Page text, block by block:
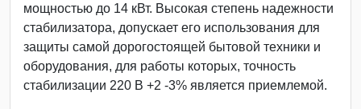
мощностью до 14 кВт. Высокая степень надежности
стабилизатора, допускает его использования для
защиты самой дорогостоящей бытовой техники и
оборудования, для работы которых, точность
стабилизации 220 В +2 -3% является приемлемой.